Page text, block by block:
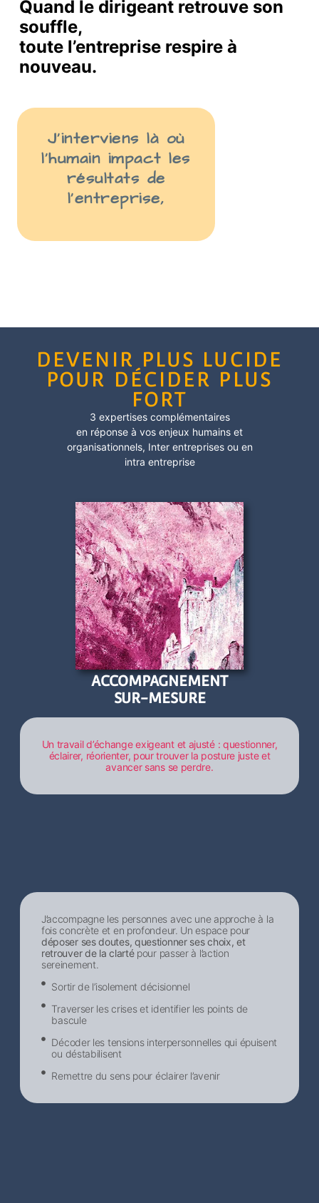
J’interviens là où
l’humain impact les
résultats de
l’entreprise,
Quand le dirigeant retrouve son
souffle,
toute l’entreprise respire à
nouveau.
DEVENIR PLUS LUCIDE
POUR DÉCIDER PLUS
FORT
3 expertises complémentaires
en réponse à vos enjeux humains et
organisationnels, Inter entreprisesou en
intra entreprise
ACCOMPAGNEMENT
SUR-MESURE
Un travail d’échange exigeant et ajusté : questionner,
éclairer, réorienter, pour trouver la posture juste et
avancer sans se perdre.
J’accompagne les personnes avec une approche à la
fois concrète et en profondeur. Un espace pour
déposer ses doutes, questionner ses choix, et
retrouver de la clartépour passer à l’action
sereinement.
Sortir de l’isolement décisionnel​
Traverser les crises et identifier les points de
bascule
Décoder les tensions interpersonnelles qui épuisent
ou déstabilisent
Remettre du sens pour éclairer l’avenir